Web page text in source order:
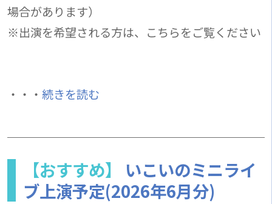
場合があります）
※出演を希望される方は、こちらをご覧ください
・・・ 続きを読む
【おすすめ】
いこいのミニライ
ブ上演予定(2026年6月分)